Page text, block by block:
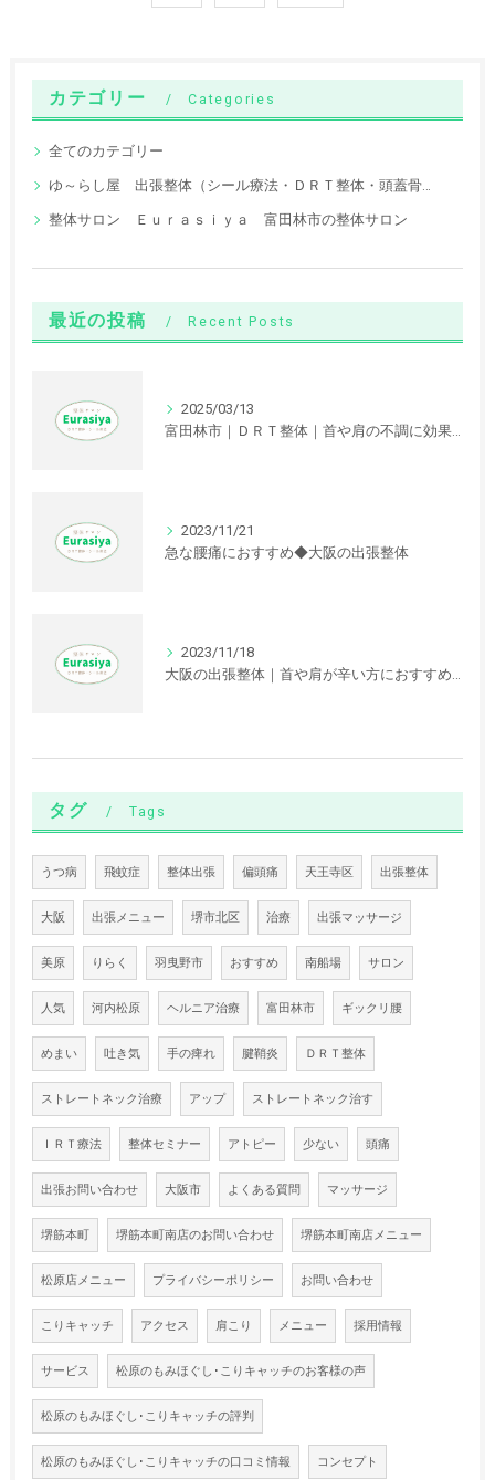
カテゴリー Categories
全てのカテゴリー
ゆ～らし屋 出張整体（シール療法・ＤＲＴ整体・頭蓋骨調整）
整体サロン Ｅｕｒａｓｉｙａ 富田林市の整体サロン
最近の投稿 Recent Posts
2025/03/13
富田林市｜ＤＲＴ整体｜首や肩の不調に効果が期待できます。
2023/11/21
急な腰痛におすすめ◆大阪の出張整体
2023/11/18
タグ Tags
うつ病 飛蚊症 整体出張 偏頭痛 天王寺区 出張整体
大阪 出張メニュー 堺市北区 治療 出張マッサージ
美原 りらく 羽曳野市 おすすめ 南船場 サロン
人気 河内松原 ヘルニア治療 富田林市 ギックリ腰
めまい 吐き気 手の痺れ 腱鞘炎 ＤＲＴ整体
ストレートネック治療 アップ ストレートネック治す
ＩＲＴ療法 整体セミナー アトピー 少ない 頭痛
出張お問い合わせ 大阪市 よくある質問 マッサージ
堺筋本町 堺筋本町南店のお問い合わせ 堺筋本町南店メニュー
松原店メニュー プライバシーポリシー お問い合わせ
こりキャッチ アクセス 肩こり メニュー 採用情報
サービス 松原のもみほぐし･こりキャッチのお客様の声
松原のもみほぐし･こりキャッチの評判
松原のもみほぐし･こりキャッチの口コミ情報 コンセプト